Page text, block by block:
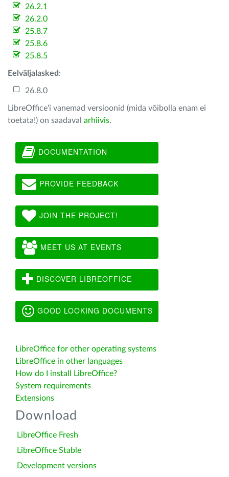
26.2.1
26.2.0
25.8.7
25.8.6
25.8.5
Eelväljalasked :
26.8.0
LibreOffice'i vanemad versioonid (mida võibolla enam ei
toetata!) on saadaval arhiivis.
DOCUMENTATION
PROVIDE FEEDBACK
JOIN THE PROJECT!
MEET US AT EVENTS
DISCOVER LIBREOFFICE
GOOD LOOKING DOCUMENTS
LibreOffice for other operating systems
LibreOffice in other languages
How do I install LibreOffice?
System requirements
Extensions
Download
LibreOffice Fresh
LibreOffice Stable
Development versions